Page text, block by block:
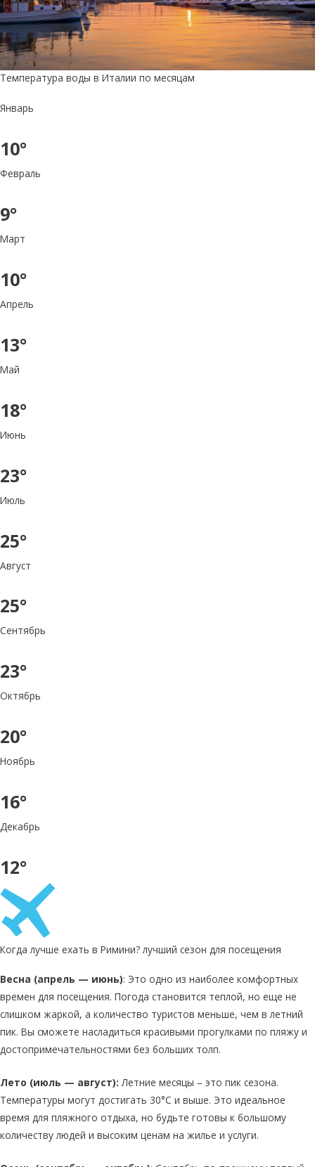
Температура воды в Италии по месяцам
Январь
10°
Февраль
9°
Март
10°
Апрель
13°
Май
18°
Июнь
23°
Июль
25°
Август
25°
Сентябрь
23°
Октябрь
20°
Ноябрь
16°
Декабрь
12°
Когда лучше ехать в Римини? лучший сезон для посещения
Весна (апрель — июнь): Это одно из наиболее комфортных
времен для посещения. Погода становится теплой, но еще не
слишком жаркой, а количество туристов меньше, чем в летний
пик. Вы сможете насладиться красивыми прогулками по пляжу и
достопримечательностями без больших толп.
Лето (июль — август): Летние месяцы – это пик сезона.
Температуры могут достигать 30°C и выше. Это идеальное
время для пляжного отдыха, но будьте готовы к большому
количеству людей и высоким ценам на жилье и услуги.